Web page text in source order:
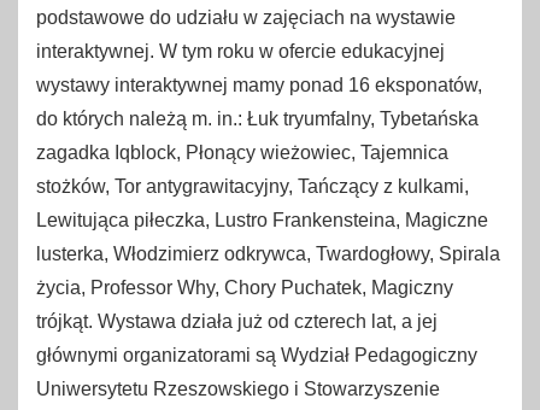
podstawowe do udziału w zajęciach na wystawie
interaktywnej. W tym roku w ofercie edukacyjnej
wystawy interaktywnej mamy ponad 16 eksponatów,
do których należą m. in.: Łuk tryumfalny, Tybetańska
zagadka Iqblock, Płonący wieżowiec, Tajemnica
stożków, Tor antygrawitacyjny, Tańczący z kulkami,
Lewitująca piłeczka, Lustro Frankensteina, Magiczne
lusterka, Włodzimierz odkrywca, Twardogłowy, Spirala
życia, Professor Why, Chory Puchatek, Magiczny
trójkąt. Wystawa działa już od czterech lat, a jej
głównymi organizatorami są Wydział Pedagogiczny
Uniwersytetu Rzeszowskiego i Stowarzyszenie